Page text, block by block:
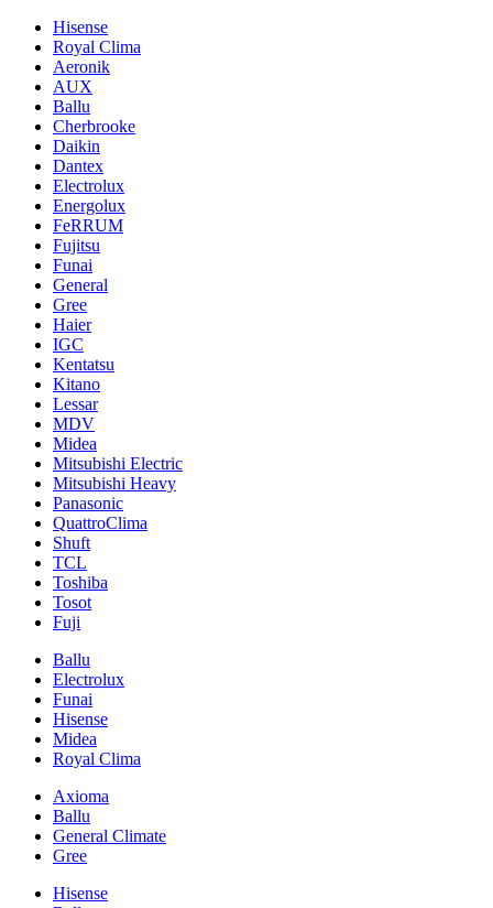
Hisense
Royal Clima
Aeronik
AUX
Ballu
Cherbrooke
Daikin
Dantex
Electrolux
Energolux
FeRRUM
Fujitsu
Funai
General
Gree
Haier
IGC
Kentatsu
Kitano
Lessar
MDV
Midea
Mitsubishi Electric
Mitsubishi Heavy
Panasonic
QuattroClima
Shuft
TCL
Toshiba
Tosot
Fuji
Ballu
Electrolux
Funai
Hisense
Midea
Royal Clima
Axioma
Ballu
General Climate
Gree
Hisense